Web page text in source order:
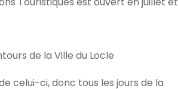
de la Ville du Locle
celui-ci, donc tous les jours de la